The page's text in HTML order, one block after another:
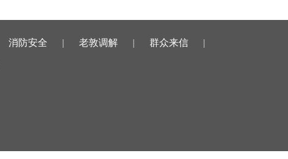
消防安全 | 老敦调解 | 群众来信 |